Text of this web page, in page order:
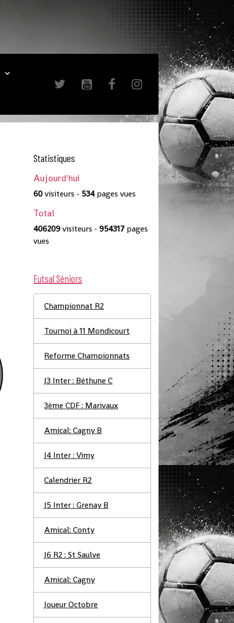
Statistiques
Aujourd'hui
60visiteurs - 534pages vues
Total
406209visiteurs -954317 pages
vues
Futsal Séniors
Championnat R2
Tournoi à 11 Mondicourt
Reforme Championnats
J3 Inter : Béthune C
3ème CDF : Marivaux
Amical: Cagny B
J4 Inter : Vimy
Calendrier R2
J5 Inter : Grenay B
Amical: Conty
J6 R2 : St Saulve
Amical: Cagny
Joueur Octobre